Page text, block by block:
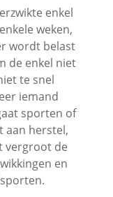
enkel
weken,
wordt belast
de enkel niet
te snel
iemand
sporten of
aan herstel,
vergroot de
en